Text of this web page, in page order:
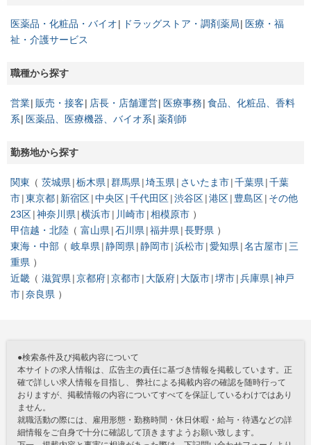
医薬品・化粧品・バイオ ドラッグストア・調剤薬局
医療・福
祉・介護サービス
職種から探す
営業 販売・接客 店長・店舗運営 医療事務 食品、化粧品、香料
系
医薬品、医療機器、バイオ系 薬剤師
勤務地から探す
関東 茨城県 栃木県 群馬県 埼玉県 さいたま市 千葉県 千葉
市 東京都 新宿区 中央区 千代田区 渋谷区 港区 豊島区 その他
23区 神奈川県 横浜市 川崎市 相模原市
甲信越・北陸
富山県 石川県 福井県 長野県
東海・中部
岐阜県 静岡県 静岡市 浜松市 愛知県 名古屋市 三
重県
近畿
滋賀県 京都府 京都市 大阪府 大阪市 堺市 兵庫県 神戸
市 奈良県
●検索条件及び掲載内容について
本サイトの求人情報は、広告主の責任に基づき情報を掲載しています。正
確で詳しい求人情報を目指し、 弊社による掲載内容の確認を随時行って
おりますが、掲載情報の内容についてすべてを保証しているわけではあり
ません。
就職活動の際には、雇用形態・勤務時間・休日休暇・給与・待遇などの詳
細情報をご自身で十分に確認して頂きますようお願い致します。